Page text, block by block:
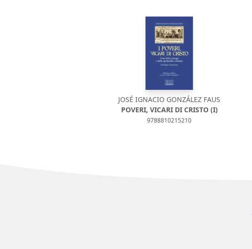
JOSÉ IGNACIO GONZÁLEZ FAUS
POVERI, VICARI DI CRISTO (I)
9788810215210